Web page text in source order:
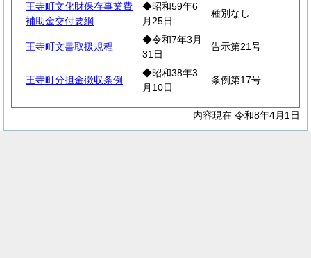
王寺町文化財保存事業費
補助金交付要綱
◆昭和59年6
月25日
種別なし
王寺町文書取扱規程
◆令和7年3月
31日
告示第21号
王寺町分担金徴収条例
◆昭和38年3
月10日
条例第17号
内容現在 令和8年4月1日